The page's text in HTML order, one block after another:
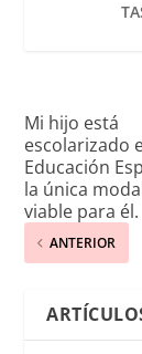
Mi hijo está
escolarizado
Educación
la única
viable para él.
ANTERIOR